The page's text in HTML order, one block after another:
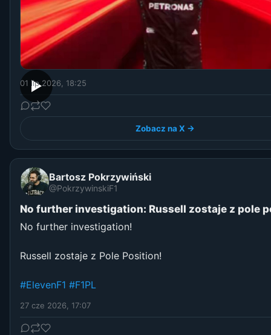
▶
01 lip 2026, 18:25
Zobacz na X →
Bartosz Pokrzywiński
@PokrzywinskiF1
No further investigation: Russell zostaje z pole
No further investigation!
Russell zostaje z Pole Position!
#ElevenF1 #F1PL
27 cze 2026, 17:07